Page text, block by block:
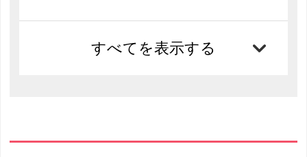
すべてを表示する